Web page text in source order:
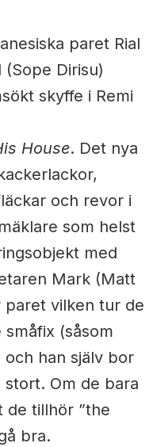
paret Rial
(Sope Dirisu)
skyffe i Remi
House. Det nya
och revor i
som helst
med
Mark (Matt
paret vilken tur de
(såsom
han själv bor
Om de bara
de tillhör ”the
bra.